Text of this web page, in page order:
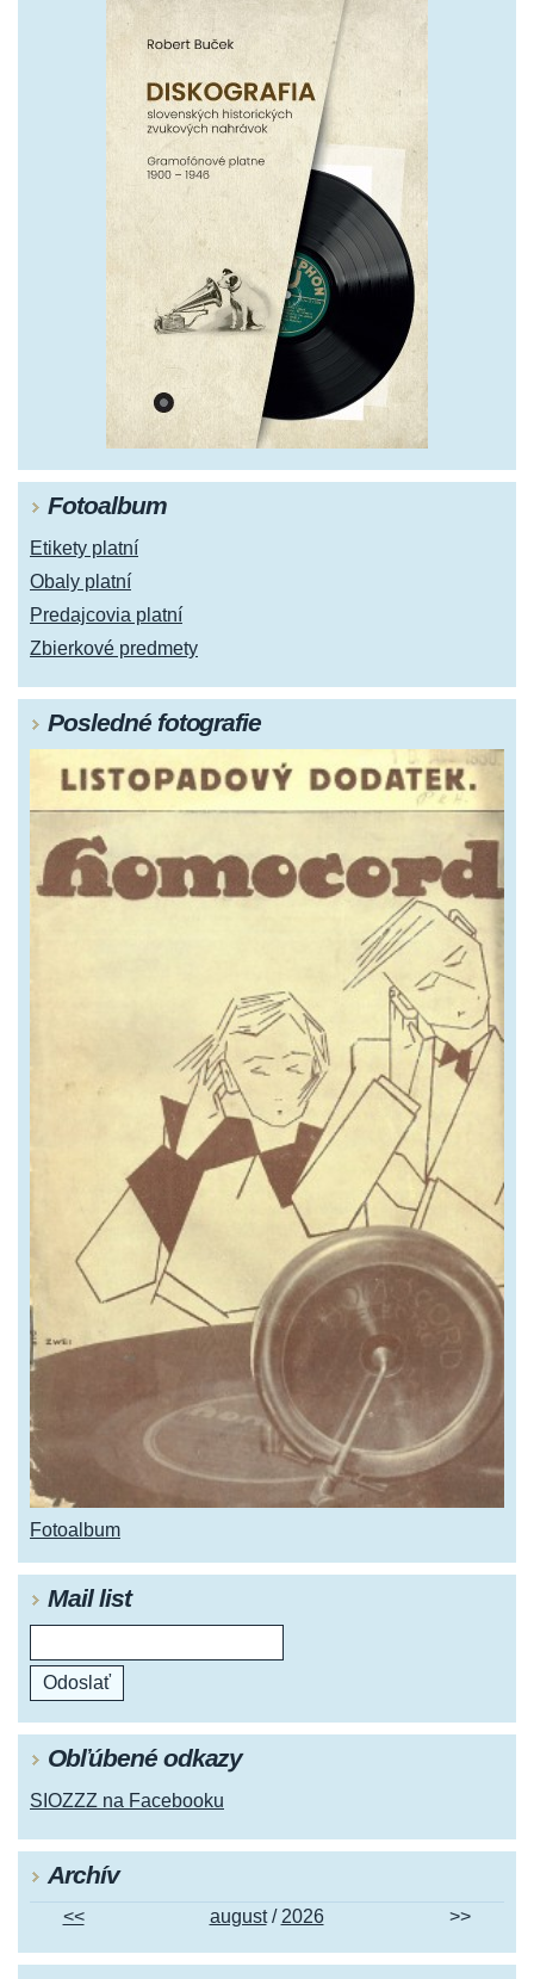
Fotoalbum
Etikety platní
Obaly platní
Predajcovia platní
Zbierkové predmety
Posledné fotografie
Fotoalbum
Mail list
Obľúbené odkazy
SIOZZZ na Facebooku
Archív
<< august/ 2026 >>